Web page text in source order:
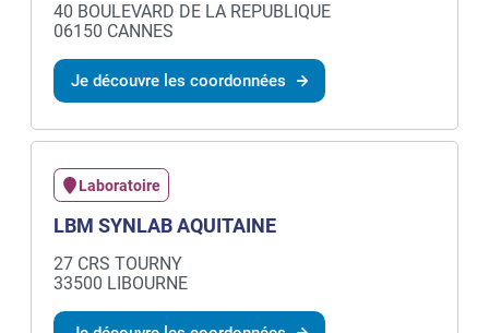
40 BOULEVARD DE LA REPUBLIQUE
06150 CANNES
Je découvre les coordonnées
Laboratoire
LBM SYNLAB AQUITAINE
27 CRS TOURNY
33500 LIBOURNE